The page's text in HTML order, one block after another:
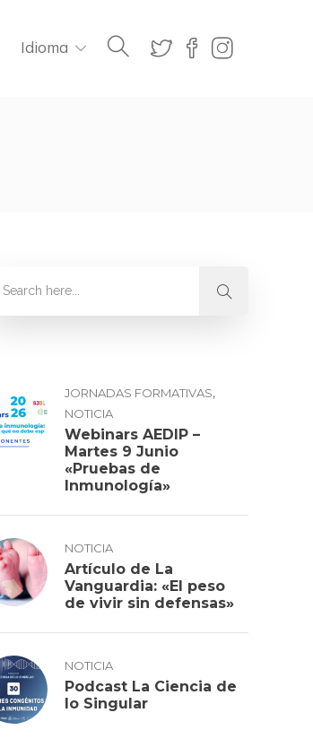
Idioma
JORNADAS FORMATIVAS,
NOTICIA
Webinars AEDIP –
Martes 9 Junio
«Pruebas de
Inmunología»
NOTICIA
Artículo de La
Vanguardia: «El peso
de vivir sin defensas»
NOTICIA
Podcast La Ciencia de
lo Singular